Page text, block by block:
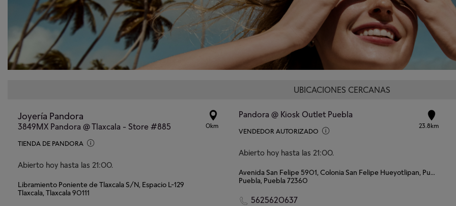
UBICACIONES CERCANAS
Joyería Pandora
3849MX Pandora @ Tlaxcala - Store #885
TIENDA DE PANDORA
Abierto hoy hasta las 21:00.
0km
Libramiento Poniente de Tlaxcala S/N, Espacio L-129
Tlaxcala, Tlaxcala 90111
Pandora @ Kiosk Outlet Puebla
VENDEDOR AUTORIZADO
Abierto hoy hasta las 21:00.
23.8km
Avenida San Felipe 5901, Colonia San Felipe Hueyotlipan, Puebla
Puebla, Puebla 72360
5625620637